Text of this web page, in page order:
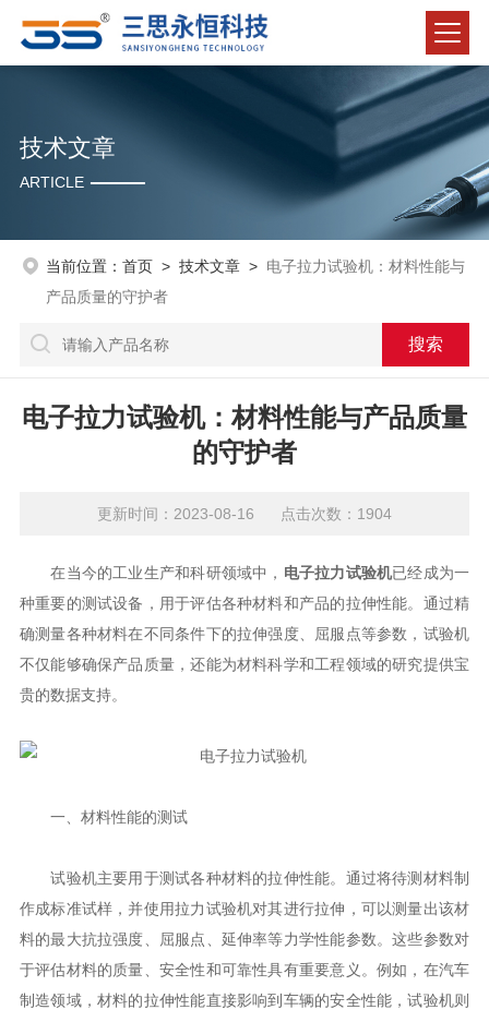
技术文章
ARTICLE
当前位置： 首页> 技术文章> 电子拉力试验机：材料性能与
产品质量的守护者
电子拉力试验机：材料性能与产品质量
的守护者
更新时间：2023-08-16 点击次数：1904
在当今的工业生产和科研领域中， 电子拉力试验机已经成为一
种重要的测试设备，用于评估各种材料和产品的拉伸性能。通过精
确测量各种材料在不同条件下的拉伸强度、屈服点等参数，试验机
不仅能够确保产品质量，还能为材料科学和工程领域的研究提供宝
贵的数据支持。
一、材料性能的测试
试验机主要用于测试各种材料的拉伸性能。通过将待测材料制
作成标准试样，并使用拉力试验机对其进行拉伸，可以测量出该材
料的最大抗拉强度、屈服点、延伸率等力学性能参数。这些参数对
于评估材料的质量、安全性和可靠性具有重要意义。例如，在汽车
制造领域，材料的拉伸性能直接影响到车辆的安全性能，试验机则